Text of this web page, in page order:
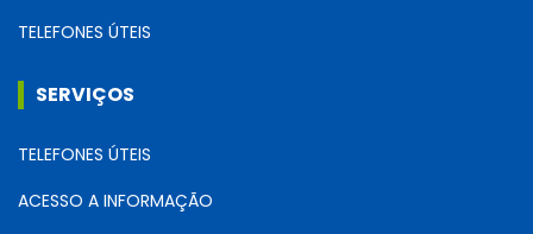
TELEFONES ÚTEIS
SERVIÇOS
TELEFONES ÚTEIS
ACESSO A INFORMAÇÃO